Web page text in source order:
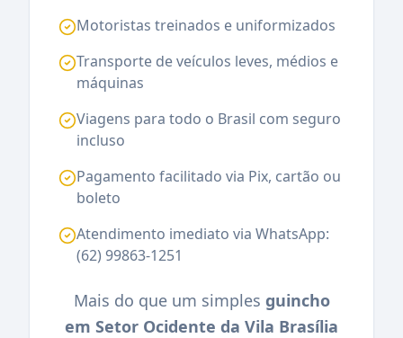
Motoristas treinados e uniformizados
Transporte de veículos leves, médios e
máquinas
Viagens para todo o Brasil com seguro
incluso
Pagamento facilitado via Pix, cartão ou
boleto
Atendimento imediato via WhatsApp:
(62) 99863-1251
Mais do que um simples guincho
em Setor Ocidente da Vila Brasília